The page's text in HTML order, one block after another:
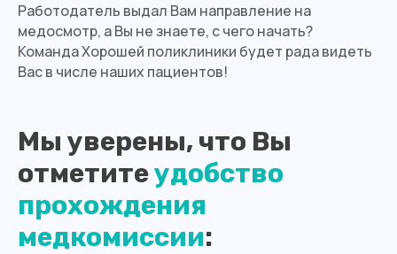
Работодатель выдал Вам направление на
медосмотр, а Вы не знаете, с чего начать?
Команда Хорошей поликлиники будет рада видеть
Вас в числе наших пациентов!
Мы уверены, что Вы
отметитеудобство
прохождения
медкомиссии: